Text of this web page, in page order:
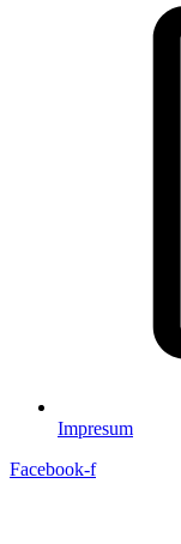
Impresum
Facebook-f